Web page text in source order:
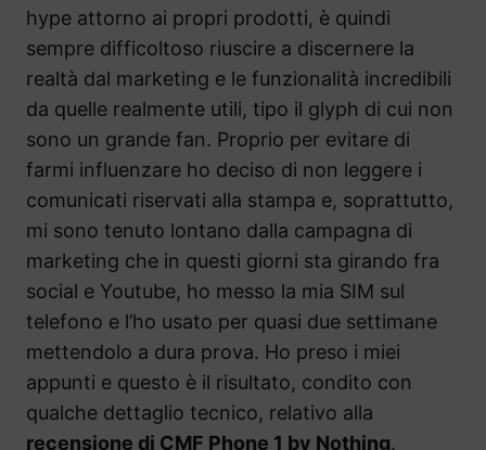
hype attorno ai propri prodotti, è quindi
sempre difficoltoso riuscire a discernere la
realtà dal marketing e le funzionalità incredibili
da quelle realmente utili, tipo il glyph di cui non
sono un grande fan. Proprio per evitare di
farmi influenzare ho deciso di non leggere i
comunicati riservati alla stampa e, soprattutto,
mi sono tenuto lontano dalla campagna di
marketing che in questi giorni sta girando fra
social e Youtube, ho messo la mia SIM sul
telefono e l’ho usato per quasi due settimane
mettendolo a dura prova. Ho preso i miei
appunti e questo è il risultato, condito con
qualche dettaglio tecnico, relativo alla
recensione di CMF Phone 1 by Nothing.